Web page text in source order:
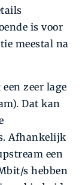
is voor
meestal na
zeer lage
Dat kan
Afhankelijk
een
s hebben